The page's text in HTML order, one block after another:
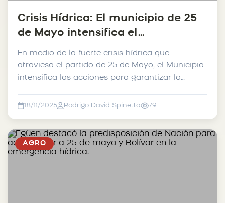
Crisis Hídrica: El municipio de 25
de Mayo intensifica el
mantenimiento de caminos
rurales.
En medio de la fuerte crisis hídrica que
atraviesa el partido de 25 de Mayo, el Municipio
intensifica las acciones para garantizar la
18/11/2025 Rodrigo David Spinetta 79
AGRO